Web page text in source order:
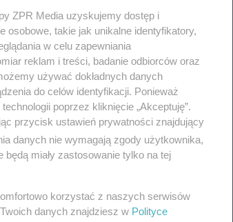
ZPR Media uzyskujemy dostęp i
osobowe, takie jak unikalne identyfikatory,
w celu zapewniania
reklam i treści, badanie odbiorców oraz
używać dokładnych danych
do celów identyfikacji. Ponieważ
poprzez kliknięcie „Akceptuję”.
przycisk ustawień prywatności znajdujący
danych nie wymagają zgody użytkownika,
miały zastosowanie tylko na tej
korzystać z naszych serwisów
danych znajdziesz w Polityce